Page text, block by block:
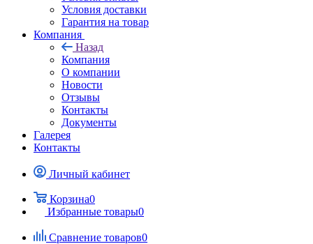
Условия доставки
Гарантия на товар
Компания
Назад
Компания
О компании
Новости
Отзывы
Контакты
Документы
Галерея
Контакты
Личный кабинет
Корзина0
Избранные товары0
Сравнение товаров0